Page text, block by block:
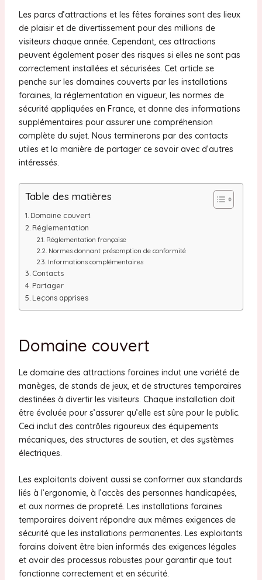
Les parcs d’attractions et les fêtes foraines sont des lieux
de plaisir et de divertissement pour des millions de
visiteurs chaque année. Cependant, ces attractions
peuvent également poser des risques si elles ne sont pas
correctement installées et sécurisées. Cet article se
penche sur les domaines couverts par les installations
foraines, la réglementation en vigueur, les normes de
sécurité appliquées en France, et donne des informations
supplémentaires pour assurer une compréhension
complète du sujet. Nous terminerons par des contacts
utiles et la manière de partager ce savoir avec d’autres
intéressés.
Table des matières
Domaine couvert
Réglementation
Réglementation française
Normes donnant présomption de conformité
Informations complémentaires
Contacts
Partager
Leçons apprises
Domaine couvert
Le domaine des attractions foraines inclut une variété de
manèges, de stands de jeux, et de structures temporaires
destinées à divertir les visiteurs. Chaque installation doit
être évaluée pour s’assurer qu’elle est sûre pour le public.
Ceci inclut des contrôles rigoureux des équipements
mécaniques, des structures de soutien, et des systèmes
électriques.
Les exploitants doivent aussi se conformer aux standards
liés à l’ergonomie, à l’accès des personnes handicapées,
et aux normes de propreté. Les installations foraines
temporaires doivent répondre aux mêmes exigences de
sécurité que les installations permanentes. Les exploitants
forains doivent être bien informés des exigences légales
et avoir des processus robustes pour garantir que tout
fonctionne correctement et en sécurité.